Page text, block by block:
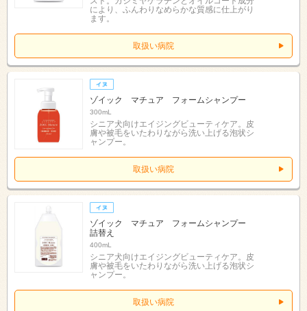
により、ふんわりなめらかな質感に仕上がり
ます。
取扱い病院
ゾイック マチュア フォームシャンプー
300mL
シニア犬向けエイジングビューティケア。皮
膚や被毛をいたわりながら洗い上げる泡状シ
ャンプー。
取扱い病院
ゾイック マチュア フォームシャンプー
詰替え
400mL
シニア犬向けエイジングビューティケア。皮
膚や被毛をいたわりながら洗い上げる泡状シ
ャンプー。
取扱い病院